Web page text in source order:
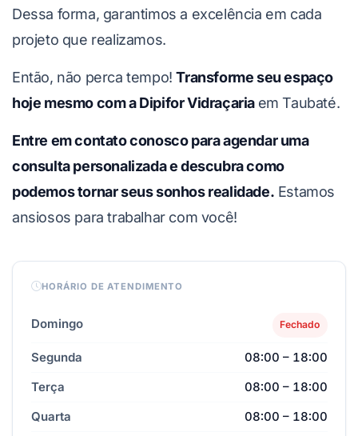
Dessa forma, garantimos a excelência em cada
projeto que realizamos.
Então, não perca tempo!Transforme seu espaço
hoje mesmo com a Dipifor Vidraçaria em Taubaté.
Entre em contato conosco para agendar uma
consulta personalizada e descubra como
podemos tornar seus sonhos realidade. Estamos
ansiosos para trabalhar com você!
HORÁRIO DE ATENDIMENTO
Domingo Fechado
Segunda
08:00 – 18:00
Terça
08:00 – 18:00
Quarta
08:00 – 18:00